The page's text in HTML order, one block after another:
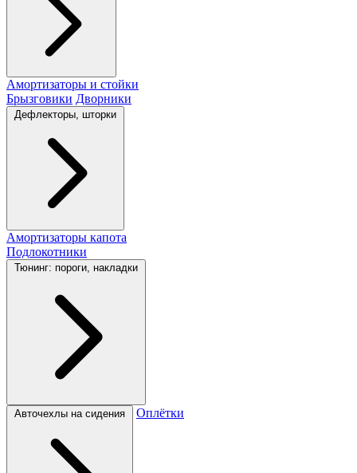
Амортизаторы и стойки
Брызговики Дворники
Дефлекторы, шторки
Амортизаторы капота
Подлокотники
Тюнинг: пороги, накладки
Авточехлы на сидения Оплётки